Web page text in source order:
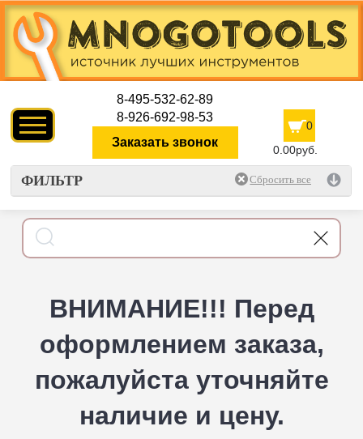
8-495-532-62-89
8-926-692-98-53
Заказать звонок
0
0.00руб.
ФИЛЬТР
ВНИМАНИЕ!!! Перед
оформлением заказа,
пожалуйста уточняйте
наличие и цену.